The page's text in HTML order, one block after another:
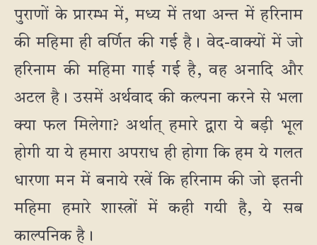
पुराणों के प्रारम्भ में, मध्य में तथा अन्त में हरिनाम
की महिमा ही वर्णित की गई है। वेद-वाक्यों में जो
हरिनाम की महिमा गाई गई है, वह अनादि और
अटल है। उसमें अर्थवाद की कल्पना करने से भला
क्या फल मिलेगा? अर्थात् हमारे द्वारा ये बड़ी भूल
होगी या ये हमारा अपराध ही होगा कि हम ये गलत
धारणा मन में बनाये रखें कि हरिनाम की जो इतनी
महिमा हमारे शास्त्रों में कही गयी है, ये सब
काल्पनिक है।